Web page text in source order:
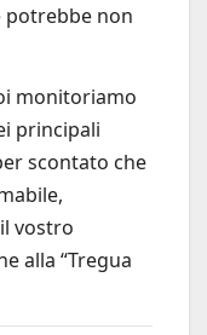
potrebbe non
monitoriamo
principali
scontato che
vostro
alla “Tregua